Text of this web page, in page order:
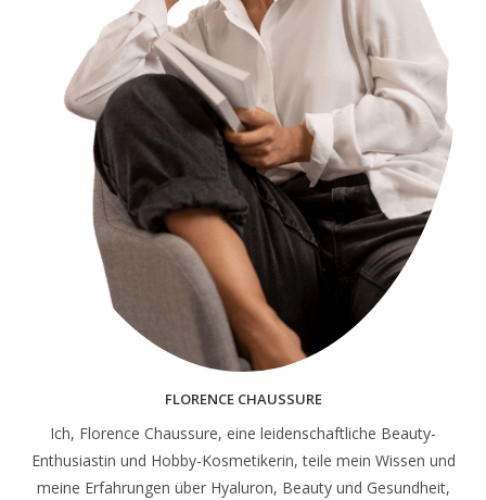
FLORENCE CHAUSSURE
Ich, Florence Chaussure, eine leidenschaftliche Beauty-
Enthusiastin und Hobby-Kosmetikerin, teile mein Wissen und
meine Erfahrungen über Hyaluron, Beauty und Gesundheit,